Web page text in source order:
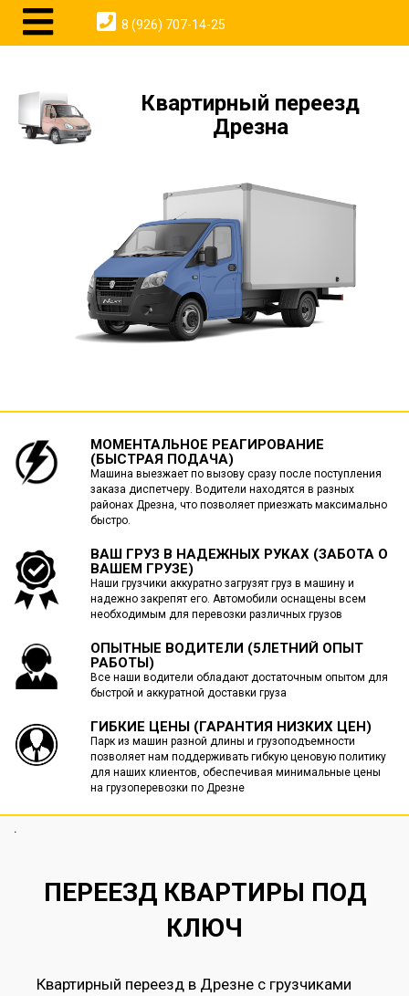
Квартирный переезд
Дрезна
8 (926) 707-14-25
МОМЕНТАЛЬНОЕ РЕАГИРОВАНИЕ
(БЫСТРАЯ ПОДАЧА)
Машина выезжает по вызову сразу после поступления
заказа диспетчеру. Водители находятся в разных
районах Дрезна, что позволяет приезжать максимально
быстро.
ВАШ ГРУЗ В НАДЕЖНЫХ РУКАХ (ЗАБОТА О
ВАШЕМ ГРУЗЕ)
Наши грузчики аккуратно загрузят груз в машину и
надежно закрепят его. Автомобили оснащены всем
необходимым для перевозки различных грузов
ОПЫТНЫЕ ВОДИТЕЛИ (5ЛЕТНИЙ ОПЫТ
РАБОТЫ)
Все наши водители обладают достаточным опытом для
быстрой и аккуратной доставки груза
ГИБКИЕ ЦЕНЫ (ГАРАНТИЯ НИЗКИХ ЦЕН)
Парк из машин разной длины и грузоподъемности
позволяет нам поддерживать гибкую ценовую политику
для наших клиентов, обеспечивая минимальные цены
на грузоперевозки по Дрезне
.
ПЕРЕЕЗД КВАРТИРЫ ПОД
КЛЮЧ
Квартирный переезд в Дрезне с грузчиками